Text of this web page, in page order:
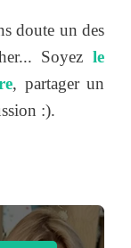
doute un des
Soyez le
, partager un
:).